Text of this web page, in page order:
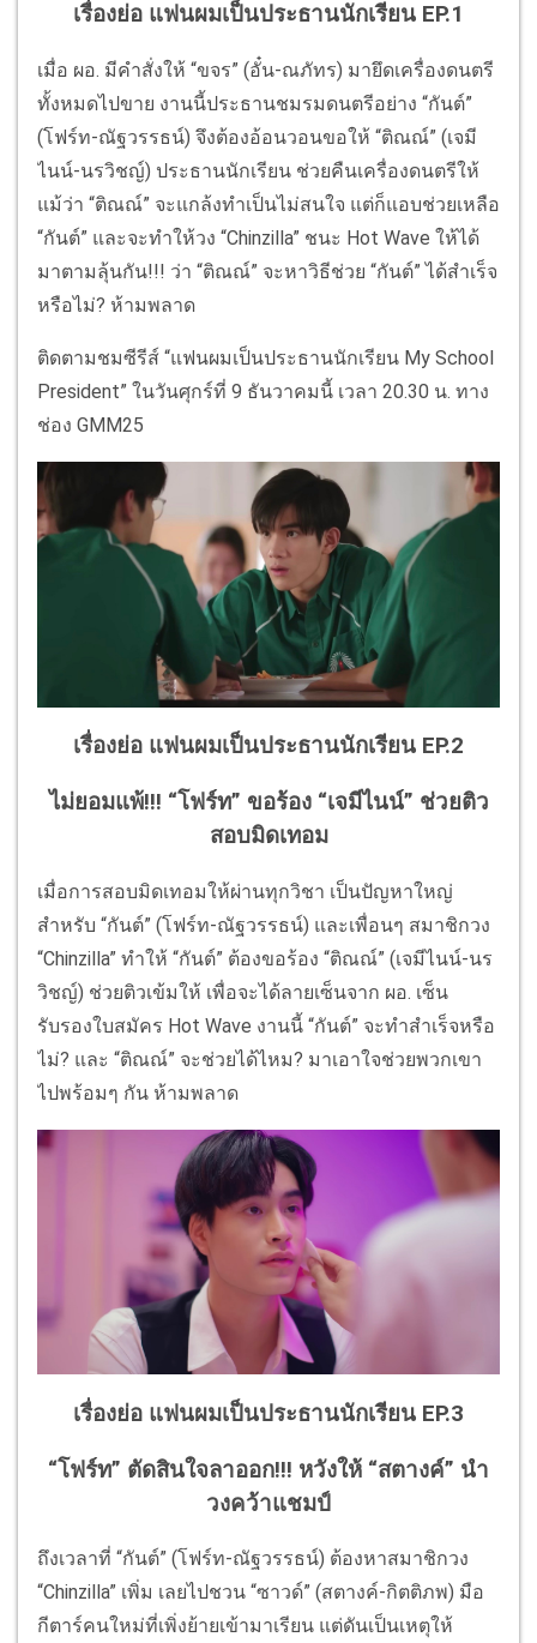
เรื่องย่อ แฟนผมเป็นประธานนักเรียน EP.1
เมื่อ ผอ. มีคำสั่งให้ “ขจร” (อั๋น-ณภัทร) มายึดเครื่องดนตรี
ทั้งหมดไปขาย งานนี้ประธานชมรมดนตรีอย่าง “กันต์”
(โฟร์ท-ณัฐวรรธน์) จึงต้องอ้อนวอนขอให้ “ติณณ์” (เจมี
ไนน์-นรวิชญ์) ประธานนักเรียน ช่วยคืนเครื่องดนตรีให้
แม้ว่า “ติณณ์” จะแกล้งทำเป็นไม่สนใจ แต่ก็แอบช่วยเหลือ
“กันต์” และจะทำให้วง “Chinzilla” ชนะ Hot Wave ให้ได้
มาตามลุ้นกัน!!! ว่า “ติณณ์” จะหาวิธีช่วย “กันต์” ได้สำเร็จ
หรือไม่? ห้ามพลาด
ติดตามชมซีรีส์ “แฟนผมเป็นประธานนักเรียน My School
President” ในวันศุกร์ที่ 9 ธันวาคมนี้ เวลา 20.30 น. ทาง
ช่อง GMM25
เรื่องย่อ แฟนผมเป็นประธานนักเรียน EP.2
ไม่ยอมแพ้!!! “โฟร์ท” ขอร้อง “เจมีไนน์” ช่วยติว
สอบมิดเทอม
เมื่อการสอบมิดเทอมให้ผ่านทุกวิชา เป็นปัญหาใหญ่
สำหรับ “กันต์” (โฟร์ท-ณัฐวรรธน์) และเพื่อนๆ สมาชิกวง
“Chinzilla” ทำให้ “กันต์” ต้องขอร้อง “ติณณ์” (เจมีไนน์-นร
วิชญ์) ช่วยติวเข้มให้ เพื่อจะได้ลายเซ็นจาก ผอ. เซ็น
รับรองใบสมัคร Hot Wave งานนี้ “กันต์” จะทำสำเร็จหรือ
ไม่? และ “ติณณ์” จะช่วยได้ไหม? มาเอาใจช่วยพวกเขา
ไปพร้อมๆ กัน ห้ามพลาด
เรื่องย่อ แฟนผมเป็นประธานนักเรียน EP.3
“โฟร์ท” ตัดสินใจลาออก!!! หวังให้ “สตางค์” นำ
วงคว้าแชมป์
ถึงเวลาที่ “กันต์” (โฟร์ท-ณัฐวรรธน์) ต้องหาสมาชิกวง
“Chinzilla” เพิ่ม เลยไปชวน “ซาวด์” (สตางค์-กิตติภพ) มือ
กีตาร์คนใหม่ที่เพิ่งย้ายเข้ามาเรียน แต่ดันเป็นเหตุให้